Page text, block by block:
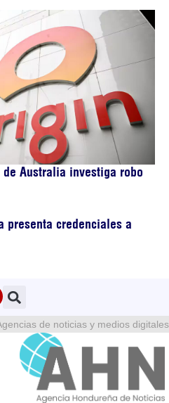
Australia investiga robo
presenta credenciales a
de noticias y medios digitales